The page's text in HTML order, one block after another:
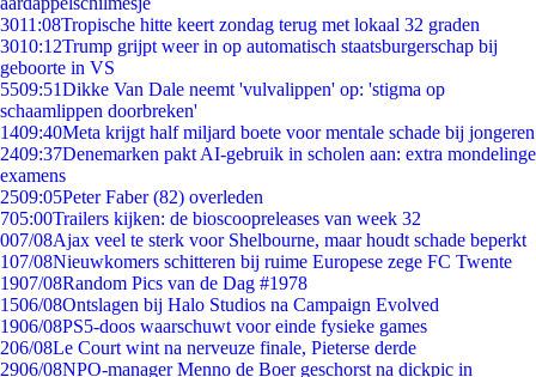
3011:08Tropische hitte keert zondag terug met lokaal 32 graden
3010:12Trump grijpt weer in op automatisch staatsburgerschap bij
geboorte in VS
5509:51Dikke Van Dale neemt 'vulvalippen' op: 'stigma op
schaamlippen doorbreken'
1409:40Meta krijgt half miljard boete voor mentale schade bij jongeren
2409:37Denemarken pakt AI-gebruik in scholen aan: extra mondelinge
examens
2509:05Peter Faber (82) overleden
705:00Trailers kijken: de bioscoopreleases van week 32
007/08Ajax veel te sterk voor Shelbourne, maar houdt schade beperkt
107/08Nieuwkomers schitteren bij ruime Europese zege FC Twente
1907/08Random Pics van de Dag #1978
1506/08Ontslagen bij Halo Studios na Campaign Evolved
1906/08PS5-doos waarschuwt voor einde fysieke games
206/08Le Court wint na nerveuze finale, Pieterse derde
2906/08NPO-manager Menno de Boer geschorst na dickpic in